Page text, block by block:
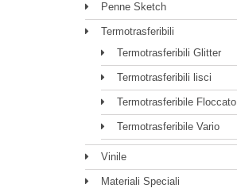
Penne Sketch
Termotrasferibili
Termotrasferibili Glitter
Termotrasferibili lisci
Termotrasferibile Floccato
Termotrasferibile Vario
Vinile
Materiali Speciali